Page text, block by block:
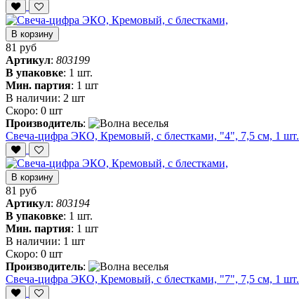
В корзину
81 руб
Артикул: 803199
В упаковке: 1 шт.
Мин. партия: 1 шт
В наличии: 2 шт
Скоро: 0 шт
Производитель:
Свеча-цифра ЭКО, Кремовый, с блестками, "4", 7,5 см, 1 шт.
В корзину
81 руб
Артикул: 803194
В упаковке: 1 шт.
Мин. партия: 1 шт
В наличии: 1 шт
Скоро: 0 шт
Производитель:
Свеча-цифра ЭКО, Кремовый, с блестками, "7", 7,5 см, 1 шт.